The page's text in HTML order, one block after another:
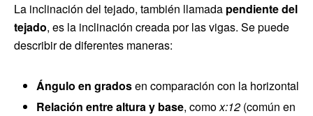
La inclinación del tejado, también llamada pendiente del
tejado, es la inclinación creada por las vigas. Se puede
describir de diferentes maneras:
Ángulo en gradosen comparación con la horizontal
Relación entre altura y base, comox:12 (común en